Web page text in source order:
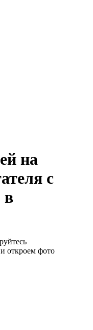
на
с
в
откроем фото